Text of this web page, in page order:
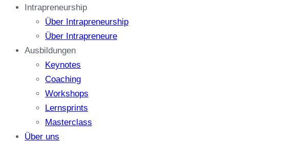
Intrapreneurship
Über Intrapreneurship
Über Intrapreneure
Ausbildungen
Keynotes
Coaching
Workshops
Lernsprints
Masterclass
Über uns